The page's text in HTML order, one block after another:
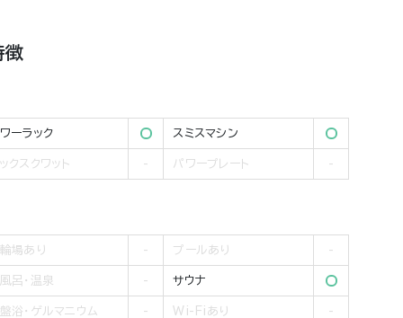
徴
ーラック スミスマシン
クスクワット パワープレート
場あり プールあり
呂・温泉 サウナ
浴・ゲルマニウム Wi-Fiあり